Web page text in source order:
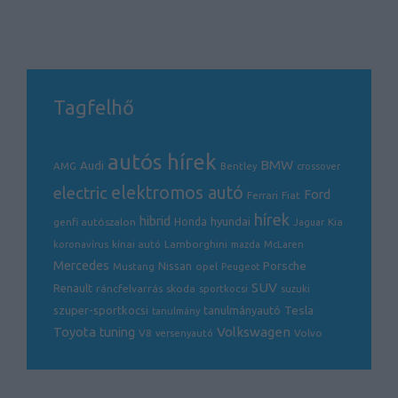
Tagfelhő
AMG Audi autós hírek Bentley BMW crossover
electric elektromos autó Ferrari Fiat Ford
genfi autószalon hibrid Honda hyundai hírek Jaguar Kia
koronavírus kínai autó Lamborghini mazda McLaren
Mercedes Mustang Nissan opel Peugeot Porsche
Renault ráncfelvarrás skoda sportkocsi SUV suzuki
szuper-sportkocsi tanulmány tanulmányautó Tesla
Toyota tuning V8 versenyautó Volkswagen Volvo